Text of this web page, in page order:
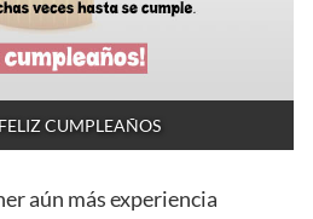
CUMPLEAÑOS
aún más experiencia